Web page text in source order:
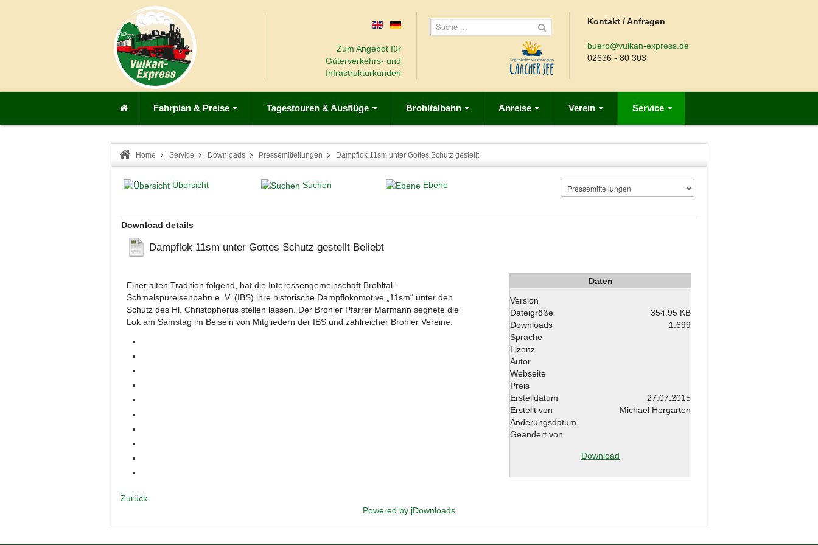
Zum Angebot für
Güterverkehrs- und
Infrastrukturkunden
Kontakt / Anfragen
buero@vulkan-express.de
02636 - 80 303
Fahrplan & Preise Tagestouren & Ausflüge Brohltalbahn Anreise Verein Service
Home Service Downloads Pressemitteilungen Dampflok 11sm unter Gottes Schutz gestellt
Übersicht Suchen Ebene
Download details
Dampflok 11sm unter Gottes Schutz gestellt Beliebt
Einer alten Tradition folgend, hat die Interessengemeinschaft Brohltal-
Schmalspureisenbahn e. V. (IBS) ihre historische Dampflokomotive „11sm“ unter den
Schutz des Hl. Christopherus stellen lassen. Der Brohler Pfarrer Marmann segnete die
Lok am Samstag im Beisein von Mitgliedern der IBS und zahlreicher Brohler Vereine.
Daten
Version
Dateigröße
354.95 KB
Downloads
1.699
Sprache
Lizenz
Autor
Webseite
Preis
Erstelldatum
27.07.2015
Erstellt von
Michael Hergarten
Änderungsdatum
Geändert von
Download
Zurück
Powered by jDownloads